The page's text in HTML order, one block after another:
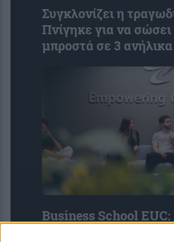
Συγκλονίζει η
Πνίγηκε για να σώσει
μπροστά σε 3 ανήλικα
Business School EUC: